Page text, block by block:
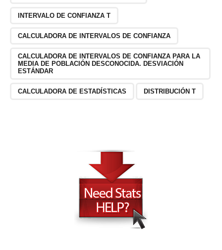
INTERVALO DE CONFIANZA T
CALCULADORA DE INTERVALOS DE CONFIANZA
CALCULADORA DE INTERVALOS DE CONFIANZA PARA LA
MEDIA DE POBLACIÓN DESCONOCIDA. DESVIACIÓN
ESTÁNDAR
CALCULADORA DE ESTADÍSTICAS DISTRIBUCIÓN T